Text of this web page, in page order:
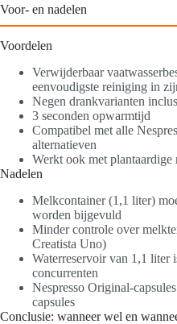
Voor- en nadelen
Voordelen
Verwijderbaar
eenvoudigste reiniging in
Negen drankvarianten
3 seconden opwarmtijd
Compatibel met alle
alternatieven
Werkt ook met plantaardige
Nadelen
Melkcontainer (1,1 liter)
worden bijgevuld
Minder controle over
Creatista Uno)
Waterreservoir van 1,1 liter
concurrenten
Nespresso Original-
capsules
Conclusie: wanneer wel en